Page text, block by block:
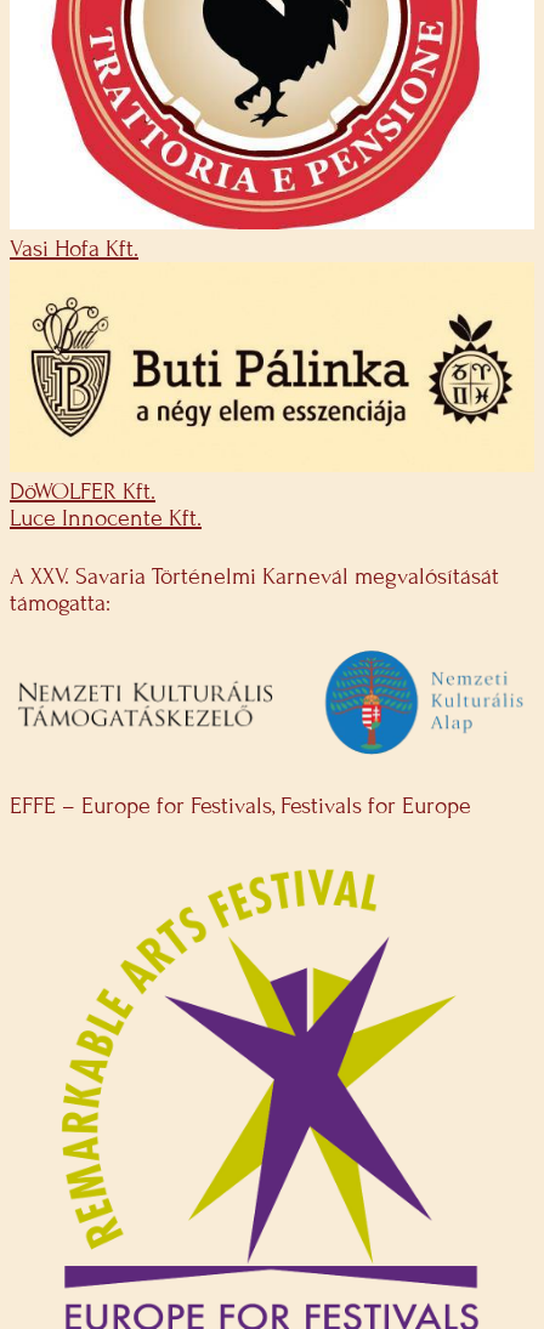
Vasi Hofa Kft.
DöWOLFER Kft.
Luce Innocente Kft.
A XXV. Savaria Történelmi Karnevál megvalósítását
támogatta:
EFFE – Europe for Festivals, Festivals for Europe